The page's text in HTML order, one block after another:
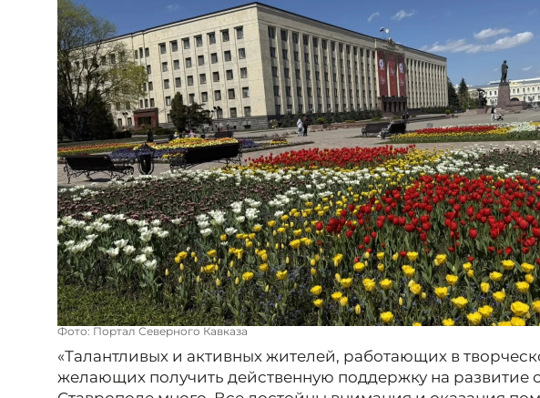
Фото: Портал Северного Кавказа
«Талантливых и активных жителей, работающих в
желающих получить действенную поддержку на развитие